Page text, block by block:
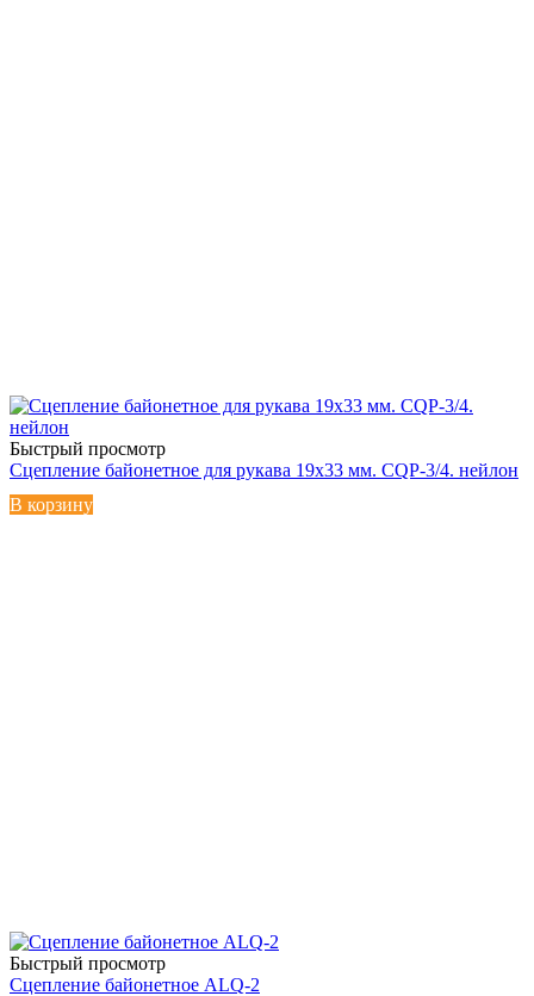
Быстрый просмотр
Сцепление байонетное для рукава 19х33 мм. CQP-3/4. нейлон
В корзину
Быстрый просмотр
Сцепление байонетное ALQ-2